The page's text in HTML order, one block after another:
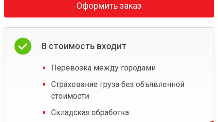
Оформить заказ
В стоимость входит
Перевозка между городами
Страхование груза без объявленной
стоимости
Складская обработка